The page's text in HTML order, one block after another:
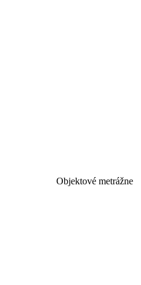
Objektové metrážne